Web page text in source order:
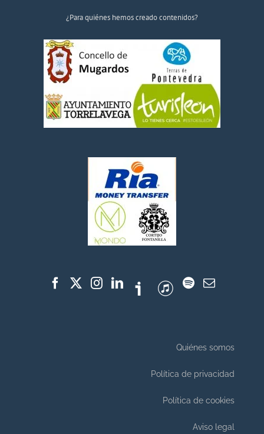
¿Para quiénes hemos creado contenidos?
Quiénes somos
Política de privacidad
Política de cookies
Aviso legal